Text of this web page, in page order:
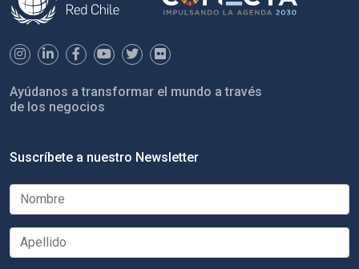
Ayúdanos a transformar el mundo a través
de los negocios
Suscríbete a nuestro Newsletter